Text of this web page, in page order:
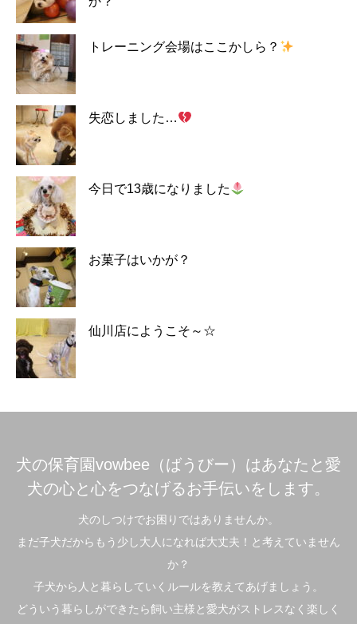
トレーニング会場はここかしら？
失恋しました…
今日で13歳になりました
お菓子はいかが？
仙川店にようこそ～☆
犬の保育園vowbee（ばうびー）はあなたと愛
犬の心と心をつなげるお手伝いをします。
犬のしつけでお困りではありませんか。
まだ子犬だからもう少し大人になれば大丈夫！と考えていません
か？
子犬から人と暮らしていくルールを教えてあげましょう。
どういう暮らしができたら飼い主様と愛犬がストレスなく楽しく